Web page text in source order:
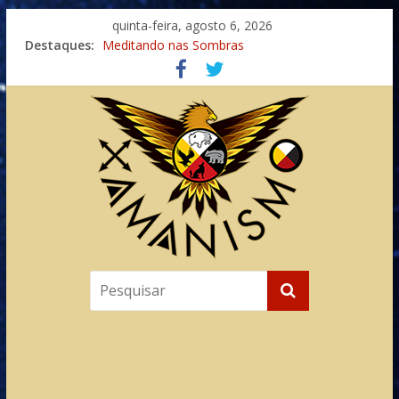
quinta-feira, agosto 6, 2026
Destaques: Meditando nas Sombras
Autosuficiência: A Jornada do Espírito Ancestral
Xamanismo Universal
Totens – Caminho Espiritual – Crescimento
Imaginação na Cura